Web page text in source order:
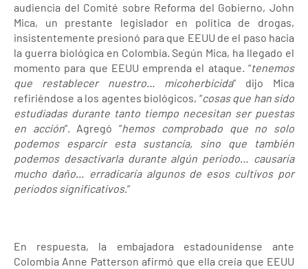
audiencia del Comité sobre Reforma del Gobierno, John
Mica, un prestante legislador en política de drogas,
insistentemente presionó para que EEUU de el paso hacia
la guerra biológica en Colombia. Según Mica, ha llegado el
momento para que EEUU emprenda el ataque. “tenemos
que restablecer nuestro... micoherbicida” dijo Mica
refiriéndose a los agentes biológicos, “cosas que han sido
estudiadas durante tanto tiempo necesitan ser puestas
en acción”. Agregó “hemos comprobado que no solo
podemos esparcir esta sustancia, sino que también
podemos desactivarla durante algún período… causaría
mucho daño… erradicaría algunos de esos cultivos por
períodos significativos.”
En respuesta, la embajadora estadounidense ante
Colombia Anne Patterson afirmó que ella creía que EEUU